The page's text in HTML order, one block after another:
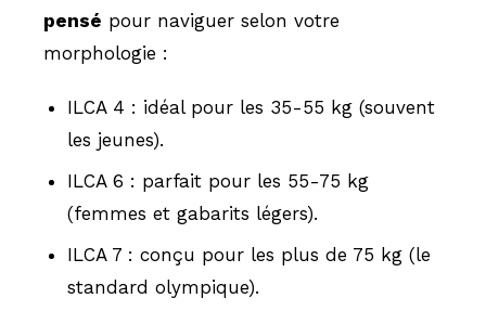
pensé pour naviguer selon votre
morphologie :
ILCA 4 : idéal pour les 35-55 kg (souvent
les jeunes).
ILCA 6 : parfait pour les 55-75 kg
(femmes et gabarits légers).
ILCA 7 : conçu pour les plus de 75 kg (le
standard olympique).